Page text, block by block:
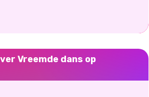
Vreemde dans op